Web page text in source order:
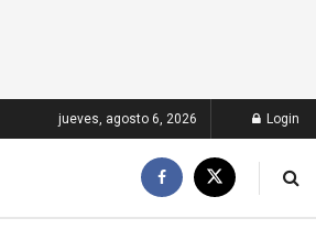
jueves, agosto 6, 2026 Login